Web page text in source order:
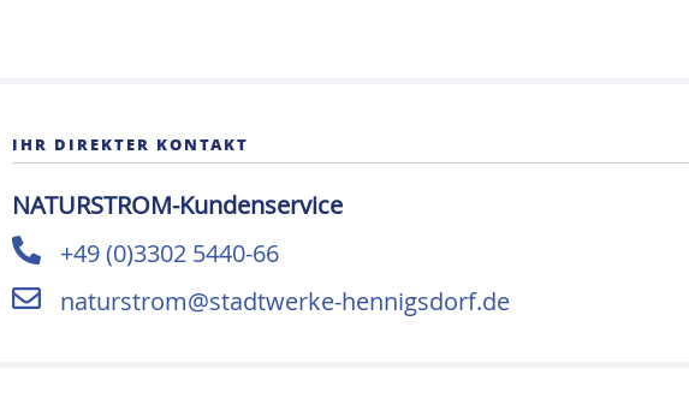
IHR DIREKTER KONTAKT
NATURSTROM-Kundenservice
+49 (0)3302 5440-66
naturstrom@stadtwerke-hennigsdorf.de